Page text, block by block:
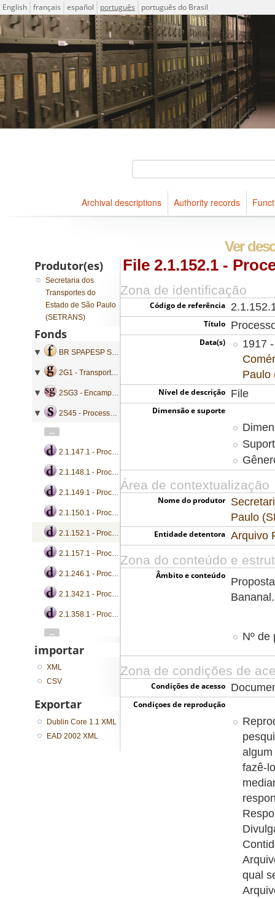
Idioma
English français español português português do Brasil
Descriptions for archival holdings maintained at Arquivo
ICA-AtoM Project
Archival descriptions Authority records
Ver
File 2.1.152.1 -
Zona de identificação
Código de referência
Título
Data(s)
1917
Paulo
Nível de descrição File
Dimensão e suporte
Área de contextualização
Nome do produtor
Paulo
Entidade detentora Arquivo
Zona do conteúdo e
Âmbito e conteúdo
Bananal.
Nº de
Zona de condições de
Condições de acesso
Condiçoes de reprodução
fazê-
qual
Produtor(es)
Secretaria dos
Transportes do
Estado de São Paulo
(SETRANS)
Fonds
BR SPAPESP SETRANS - Secretaria dos Transportes do Estado de São Paulo
2G1 - Transporte Ferroviário
2SG3 - Encampação, Aquisição e Arrendamento
2S45 - Processos de encampação
...
2.1.147.1 - Processo de encampação
2.1.148.1 - Processo de encampação
2.1.149.1 - Processo de encampação
2.1.150.1 - Processo de encampação
2.1.152.1 - Processo de encampação
2.1.157.1 - Processo de encampação
2.1.246.1 - Processo de encampação
2.1.342.1 - Processo de encampação
2.1.358.1 - Processo de encampação
...
importar
XML
CSV
Exportar
Dublin Core 1.1 XML
EAD 2002 XML